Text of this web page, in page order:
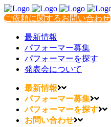
ご依頼に関するお問い合わせ
最新情報
パフォーマー募集
パフォーマーを探す
発表会について
最新情報
パフォーマー募集
パフォーマーを探す
お問い合わせ